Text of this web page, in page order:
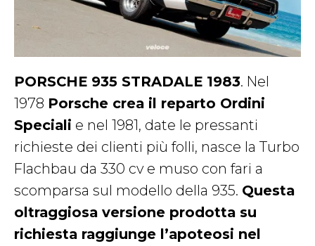
PORSCHE 935 STRADALE 1983. Nel
1978 Porsche crea il reparto Ordini
Speciali e nel 1981, date le pressanti
richieste dei clienti più folli, nasce la Turbo
Flachbau da 330 cv e muso con fari a
scomparsa sul modello della 935. Questa
oltraggiosa versione prodotta su
richiesta raggiunge l’apoteosi nel